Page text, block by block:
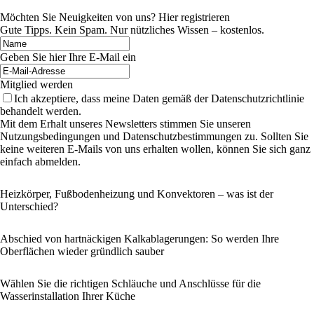
Möchten Sie Neuigkeiten von uns? Hier registrieren
Gute Tipps. Kein Spam. Nur nützliches Wissen – kostenlos.
Geben Sie hier Ihre E-Mail ein
Mitglied werden
Ich akzeptiere, dass meine Daten gemäß der Datenschutzrichtlinie
behandelt werden.
Mit dem Erhalt unseres Newsletters stimmen Sie unseren
Nutzungsbedingungen und Datenschutzbestimmungen zu. Sollten Sie
keine weiteren E-Mails von uns erhalten wollen, können Sie sich ganz
einfach abmelden.
Heizkörper, Fußbodenheizung und Konvektoren – was ist der
Unterschied?
Abschied von hartnäckigen Kalkablagerungen: So werden Ihre
Oberflächen wieder gründlich sauber
Wählen Sie die richtigen Schläuche und Anschlüsse für die
Wasserinstallation Ihrer Küche